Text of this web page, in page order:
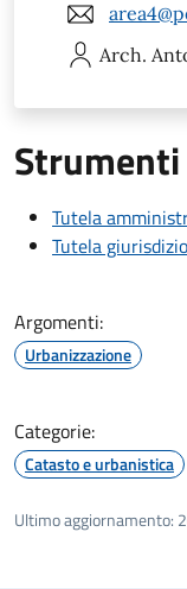
Arch.
Tutela
Tutela
Argomenti:
Urbanizzazione
Categorie:
Catasto e urbanistica
Ultimo aggiornamento: